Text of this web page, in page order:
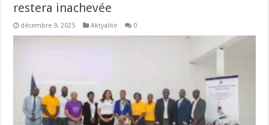
restera inachevée
décembre 9, 2025 Aktyalite 0